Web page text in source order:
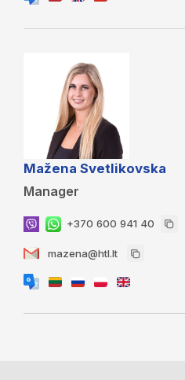
Mažena Svetlikovska
Manager
+370 600 941 40
mazena@htl.lt